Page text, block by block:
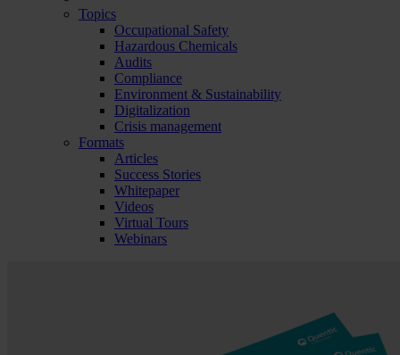
Topics
Occupational Safety
Hazardous Chemicals
Audits
Compliance
Environment & Sustainability
Digitalization
Crisis management
Formats
Articles
Success Stories
Whitepaper
Videos
Virtual Tours
Webinars